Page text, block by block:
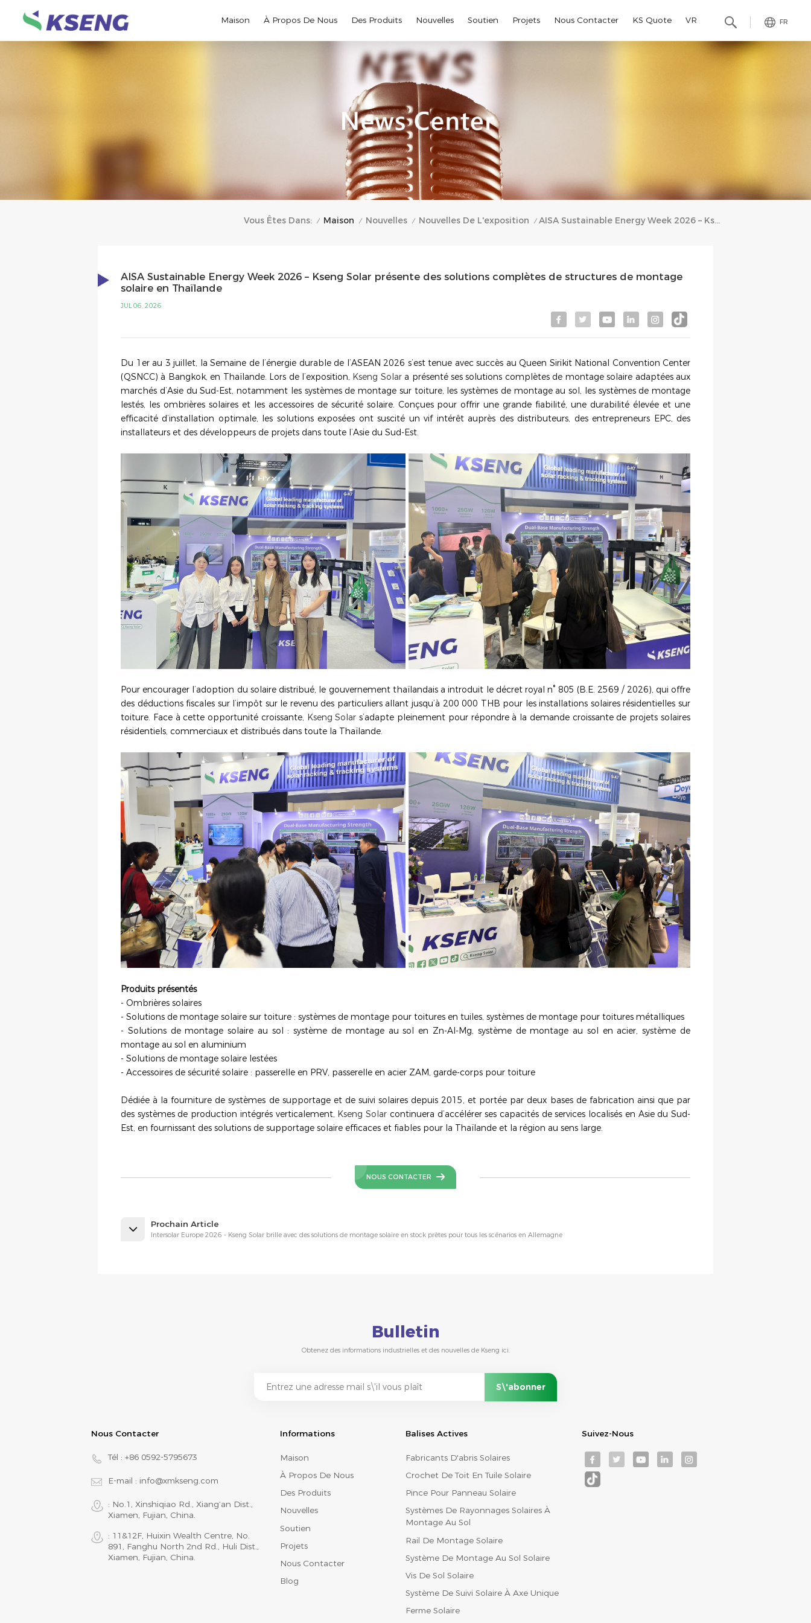
FR
Maison À Propos De Nous Des Produits Nouvelles Soutien Projets Nous Contacter KS Quote VR
Vous Êtes Dans: / Maison / Nouvelles / Nouvelles De L'exposition / AISA Sustainable Energy Week 2026 – Kseng Solar Présente Des Solutions Complètes De Structures De Montage Solaire En Thaïlande
AISA Sustainable Energy Week 2026 – Kseng Solar présente des solutions complètes de structures de montage
solaire en Thaïlande
JUL 06, 2026
Du 1er au 3 juillet, la Semaine de l’énergie durable de l’ASEAN 2026 s’est tenue avec succès au Queen Sirikit National Convention Center
(QSNCC) à Bangkok, en Thaïlande. Lors de l’exposition, Kseng Solara présenté ses solutions complètes de montage solaire adaptées aux
marchés d’Asie du Sud-Est, notamment les systèmes de montage sur toiture, les systèmes de montage au sol, les systèmes de montage
lestés, les ombrières solaires et les accessoires de sécurité solaire. Conçues pour offrir une grande fiabilité, une durabilité élevée et une
efficacité d’installation optimale, les solutions exposées ont suscité un vif intérêt auprès des distributeurs, des entrepreneurs EPC, des
installateurs et des développeurs de projets dans toute l’Asie du Sud-Est.
Pour encourager l’adoption du solaire distribué, le gouvernement thaïlandais a introduit le décret royal n° 805 (B.E. 2569 / 2026), qui offre
des déductions fiscales sur l’impôt sur le revenu des particuliers allant jusqu’à 200 000 THB pour les installations solaires résidentielles sur
toiture. Face à cette opportunité croissante, Kseng Solar s’adapte pleinement pour répondre à la demande croissante de projets solaires
résidentiels, commerciaux et distribués dans toute la Thaïlande.
Produits présentés
- Ombrières solaires
- Solutions de montage solaire sur toiture : systèmes de montage pour toitures en tuiles, systèmes de montage pour toitures métalliques
- Solutions de montage solaire au sol : système de montage au sol en Zn-Al-Mg, système de montage au sol en acier, système de
montage au sol en aluminium
- Solutions de montage solaire lestées
- Accessoires de sécurité solaire : passerelle en PRV, passerelle en acier ZAM, garde-corps pour toiture
Dédiée à la fourniture de systèmes de supportage et de suivi solaires depuis 2015, et portée par deux bases de fabrication ainsi que par
des systèmes de production intégrés verticalement, Kseng Solar continuera d’accélérer ses capacités de services localisés en Asie du Sud-
Est, en fournissant des solutions de supportage solaire efficaces et fiables pour la Thaïlande et la région au sens large.
NOUS CONTACTER
Prochain Article
Intersolar Europe 2026 - Kseng Solar brille avec des solutions de montage solaire en stock prêtes pour tous les scénarios en Allemagne
Bulletin
Obtenez des informations industrielles et des nouvelles de Kseng ici.
Nous Contacter
Tél : +86 0592-5795673
E-mail : info@xmkseng.com
: No.1, Xinshiqiao Rd., Xiang‘an Dist.,
Xiamen, Fujian, China.
: 11&12F, Huixin Wealth Centre, No.
891, Fanghu North 2nd Rd., Huli Dist.,
Xiamen, Fujian, China.
Informations
Maison
À Propos De Nous
Des Produits
Nouvelles
Soutien
Projets
Nous Contacter
Blog
Balises Actives
Fabricants D'abris Solaires
Crochet De Toit En Tuile Solaire
Pince Pour Panneau Solaire
Systèmes De Rayonnages Solaires À
Montage Au Sol
Rail De Montage Solaire
Système De Montage Au Sol Solaire
Vis De Sol Solaire
Système De Suivi Solaire À Axe Unique
Ferme Solaire
Suivez-Nous